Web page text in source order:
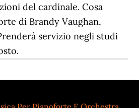
del cardinale. Cosa
di Brandy Vaughan,
servizio negli studi